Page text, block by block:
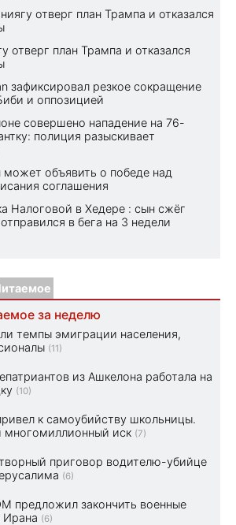
отверг план Трампа и отказался
отверг план Трампа и отказался
зафиксировал резкое сокращение
и оппозицией
совершено нападение на 76-
полиция разыскивает
может объявить о победе над
соглашения
Налоговой в Хедере : сын сжёг
в бега на 3 недели
за неделю
темпы эмиграции населения,
(11)
из Ашкелона работала на
(10)
к самоубийству школьницы.
многомиллионный иск (7)
приговор водителю-убийце
(6)
предложил закончить военные
Ирана (6)